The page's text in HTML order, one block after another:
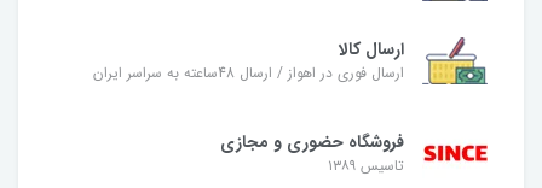
ارسال کالا
ارسال فوری در اهواز / ارسال 48ساعته به سراسر ایران
فروشگاه حضوری و مجازی
تاسیس ۱۳۸۹